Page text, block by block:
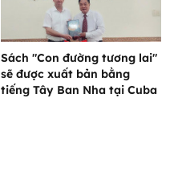
Sách "Con đường tương lai"
sẽ được xuất bản bằng
tiếng Tây Ban Nha tại Cuba